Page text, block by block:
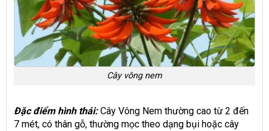
Cây vông nem
Đặc điểm hình thái:Cây Vông Nem thường cao từ 2 đến
7 mét, có thân gỗ, thường mọc theo dạng bụi hoặc cây